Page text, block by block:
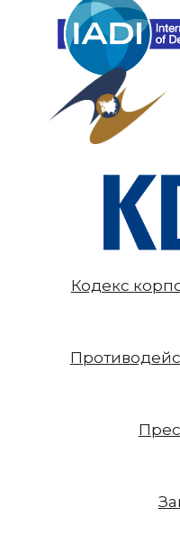
Кодекс